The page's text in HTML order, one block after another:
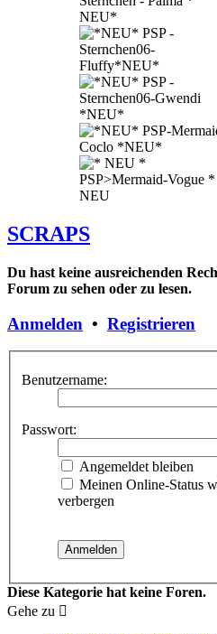
SCRAPS
Du hast keine ausreichenden
Forum zu sehen oder zu lesen.
Anmelden • Registrieren
Benutzername:
Passwort:
Angemeldet bleiben
Meinen Online-Status
verbergen
Diese Kategorie hat keine Foren.
Gehe zu